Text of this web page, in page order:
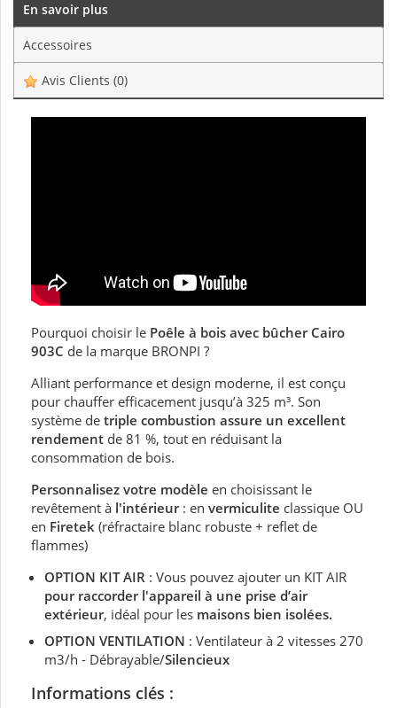
En savoir plus
Accessoires
Avis Clients (0)
Pourquoi choisir le Poêle à bois avec bûcher Cairo
903C de la marque BRONPI ?
Alliant performance et design moderne, il est conçu
pour chauffer efficacement jusqu’à 325 m³. Son
système de triple combustion assure un excellent
rendement de 81 %, tout en réduisant la
consommation de bois.
Personnalisez votre modèle en choisissant le
revêtement à l'intérieur: en vermiculite classique OU
en Firetek (réfractaire blanc robuste + reflet de
flammes)
OPTION KIT AIR : Vous pouvez ajouter un KIT AIR
pour raccorder l'appareil à une prise d’air
extérieur, idéal pour les maisons bien isolées.
OPTION VENTILATION : Ventilateur à 2 vitesses 270
m3/h - Débrayable/Silencieux
Informations clés :